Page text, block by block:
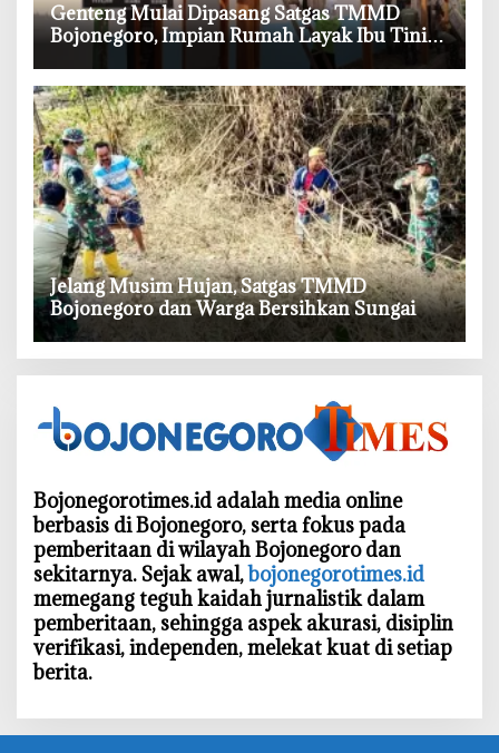
‎Genteng Mulai Dipasang Satgas TMMD
Bojonegoro, Impian Rumah Layak Ibu Tini
‎Jelang Musim Hujan, Satgas TMMD
Bojonegoro dan Warga Bersihkan Sungai
Bojonegorotimes.id adalah media online
berbasis di Bojonegoro, serta fokus pada
pemberitaan di wilayah Bojonegoro dan
sekitarnya. Sejak awal,bojonegorotimes.id
memegang teguh kaidah jurnalistik dalam
pemberitaan, sehingga aspek akurasi, disiplin
verifikasi, independen, melekat kuat di setiap
berita.